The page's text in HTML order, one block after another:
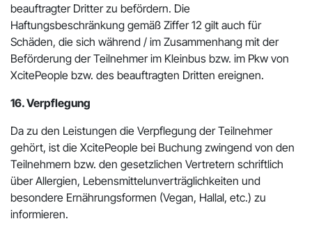
beauftragter Dritter zu befördern. Die
Haftungsbeschränkung gemäß Ziffer 12 gilt auch für
Schäden, die sich während / im Zusammenhang mit der
Beförderung der Teilnehmer im Kleinbus bzw. im Pkw von
XcitePeople bzw. des beauftragten Dritten ereignen.
16. Verpflegung
Da zu den Leistungen die Verpflegung der Teilnehmer
gehört, ist die XcitePeople bei Buchung zwingend von den
Teilnehmern bzw. den gesetzlichen Vertretern schriftlich
über Allergien, Lebensmittelunverträglichkeiten und
besondere Ernährungsformen (Vegan, Hallal, etc.) zu
informieren.